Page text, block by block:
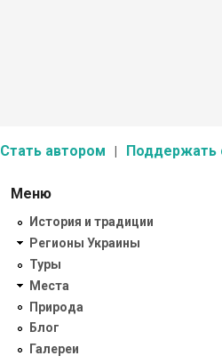
Стать автором Поддержать
Меню
История и традиции
Регионы Украины
Туры
Места
Природа
Блог
Галереи